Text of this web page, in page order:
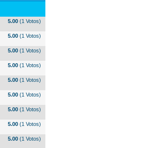
5.00 (1 Votos)
5.00 (1 Votos)
5.00 (1 Votos)
5.00 (1 Votos)
5.00 (1 Votos)
5.00 (1 Votos)
5.00 (1 Votos)
5.00 (1 Votos)
5.00 (1 Votos)